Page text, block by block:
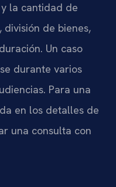
la cantidad de
división de bienes,
Un caso
durante varios
Para una
en los detalles de
una consulta con